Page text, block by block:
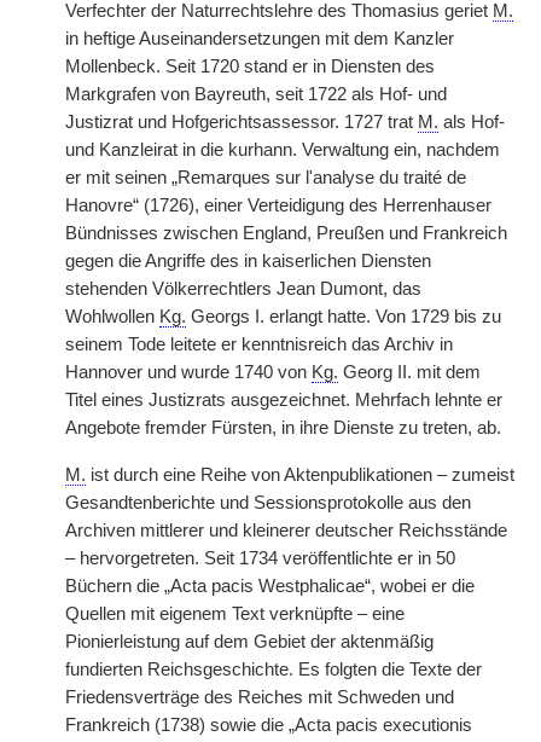
Verfechter der Naturrechtslehre des Thomasius geriet M.
in heftige Auseinandersetzungen mit dem Kanzler
Mollenbeck. Seit 1720 stand er in Diensten des
Markgrafen von Bayreuth, seit 1722 als Hof- und
Justizrat und Hofgerichtsassessor. 1727 trat M. als Hof-
und Kanzleirat in die kurhann. Verwaltung ein, nachdem
er mit seinen „Remarques sur l'analyse du traité de
Hanovre“ (1726), einer Verteidigung des Herrenhauser
Bündnisses zwischen England, Preußen und Frankreich
gegen die Angriffe des in kaiserlichen Diensten
stehenden Völkerrechtlers Jean Dumont, das
Wohlwollen Kg. Georgs I. erlangt hatte. Von 1729 bis zu
seinem Tode leitete er kenntnisreich das Archiv in
Hannover und wurde 1740 von Kg. Georg II. mit dem
Titel eines Justizrats ausgezeichnet. Mehrfach lehnte er
Angebote fremder Fürsten, in ihre Dienste zu treten, ab.
M. ist durch eine Reihe von Aktenpublikationen – zumeist
Gesandtenberichte und Sessionsprotokolle aus den
Archiven mittlerer und kleinerer deutscher Reichsstände
– hervorgetreten. Seit 1734 veröffentlichte er in 50
Büchern die „Acta pacis Westphalicae“, wobei er die
Quellen mit eigenem Text verknüpfte – eine
Pionierleistung auf dem Gebiet der aktenmäßig
fundierten Reichsgeschichte. Es folgten die Texte der
Friedensverträge des Reiches mit Schweden und
Frankreich (1738) sowie die „Acta pacis executionis